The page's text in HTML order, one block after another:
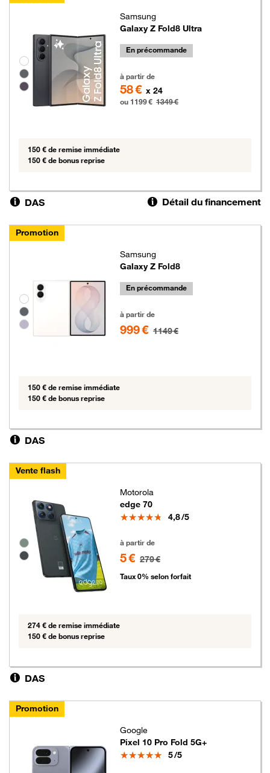
Groupe de couleurs disponibles non sélectionnables
Samsung
Galaxy Z Fold8 Ultra
En précommande
à partir de
58 € x 24
ou 1199 € 1349 €
150 € de remise immédiate
150 € de bonus reprise
DAS Détail du financement
Promotion
Groupe de couleurs disponibles non sélectionnables
Samsung
Galaxy Z Fold8
En précommande
à partir de
999 € 1149 €
150 € de remise immédiate
150 € de bonus reprise
DAS
Vente flash
Groupe de couleurs disponibles non sélectionnables
Motorola
edge 70
Note
4,8/5
à partir de
5 € 279 €
Taux 0% selon forfait
274 € de remise immédiate
150 € de bonus reprise
DAS
Promotion
Google
Pixel 10 Pro Fold 5G+
Note
5/5